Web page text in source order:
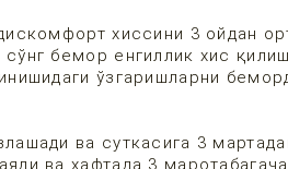
хиссини 3 ойдан
бемор енгиллик хис
ўзгаришларни
ва суткасига 3
ва хафтада 3 маротабагача